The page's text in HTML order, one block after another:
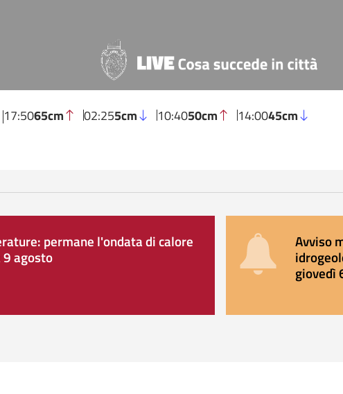
17:5065cm 02:255cm 10:4050cm 14:0045cm
permane l'ondata di calore
agosto
Avviso
giovedì